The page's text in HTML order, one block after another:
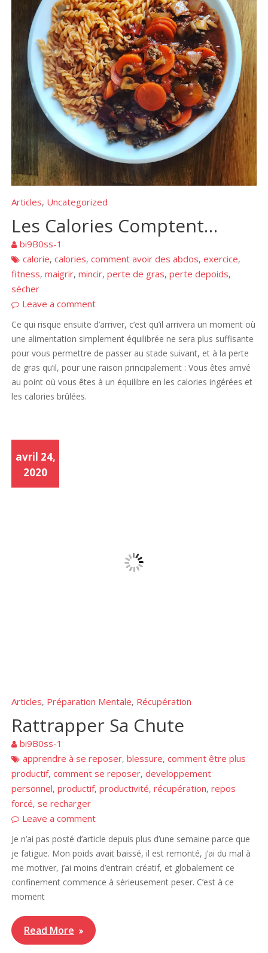
Articles, Uncategorized
Les Calories Comptent…
bi9B0ss-1
calorie,calories,comment avoir des abdos,exercice,
fitness,maigrir,mincir,perte de gras,perte depoids,
sécher
Leave a comment
Ce qui risque ensuite d’arriver, c’est qu’il arrivera un moment où
une alimentation simplement équilibrée ne sera plus suffisante
pour vous permettre de passer au stade suivant, et à la perte
de gras qu’il, pour une raison principalement : Vous êtes arrivé
au point où vous êtes à un équilibre en les calories ingérées et
les calories brûlées.
avril 24,
2020
Articles, Préparation Mentale, Récupération
Rattrapper Sa Chute
bi9B0ss-1
apprendre à se reposer,blessure,comment être plus
productif,comment se reposer,developpement
personnel,productif,productivité,récupération,repos
forcé,se recharger
Leave a comment
Je n’ai pas posté d’article depuis plus d’une semaine parce que
je fatigue. Mon poids avait baissé, il est remonté, j’ai du mal à
me motiver, j’ai moins d’entrain créatif, et globalement ce
confinement commence à sérieusement peser. C’est à ce
moment
Read More